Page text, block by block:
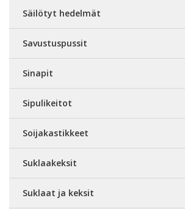
Säilötyt hedelmät
Savustuspussit
Sinapit
Sipulikeitot
Soijakastikkeet
Suklaakeksit
Suklaat ja keksit